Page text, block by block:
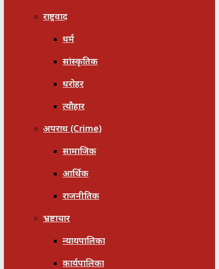
राष्ट्रवाद
धर्म
सांस्कृतिक
धरोहर
त्यौहार
अपराध (Crime)
सामाजिक
आर्थिक
राजनीतिक
भ्रष्टाचार
न्यायपालिका
कार्यपालिका